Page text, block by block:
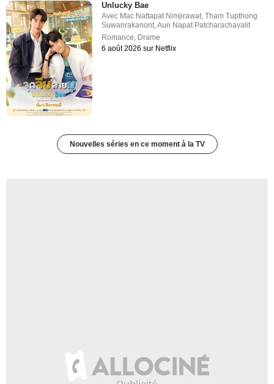
Unlucky Bae
Avec Mac Nattapat Nimjirawat,Tham Tupthong
Suwanrakanont,Aun Napat Patcharachavalit
Romance, Drame
6 août 2026 sur Netflix
Nouvelles séries en ce moment à la TV